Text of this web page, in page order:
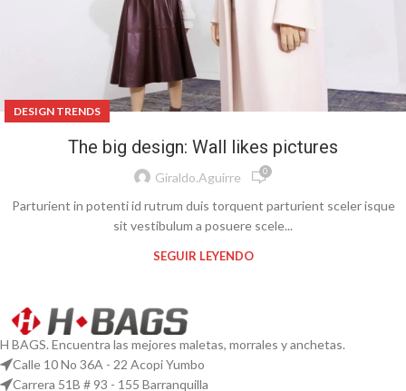
DESIGN TRENDS
The big design: Wall likes pictures
Giraldo.aguirre 0
Parturient in potenti id rutrum duis torquent parturient sceler isque
sit vestibulum a posuere scele...
SEGUIR LEYENDO
H BAGS. Encuentra las mejores maletas, morrales y anchetas.
Calle 10 No 36A - 22 Acopi Yumbo
Carrera 51B # 93 - 155 Barranquilla